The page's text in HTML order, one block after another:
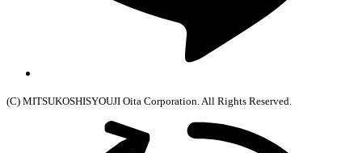
(C) MITSUKOSHISYOUJI Oita Corporation. All Rights Reserved.